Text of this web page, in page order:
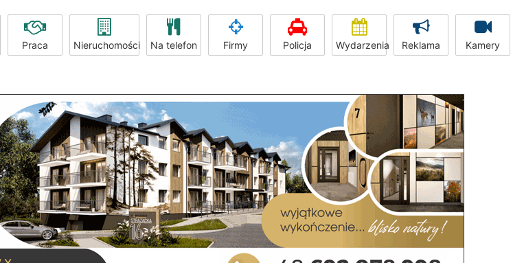
Praca Nieruchomości Na telefon Firmy Policja Wydarzenia Reklama Kamery